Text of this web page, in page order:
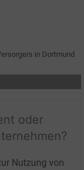
in Dortmund
oder
Nutzung von